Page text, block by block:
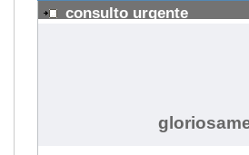
consulto urgente